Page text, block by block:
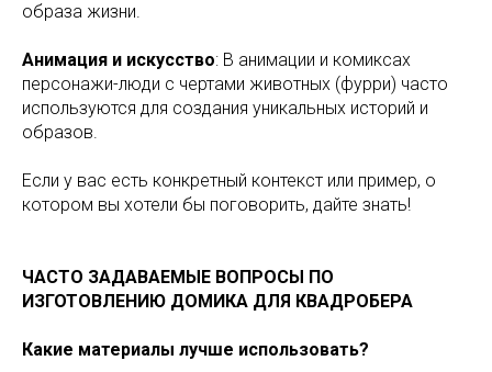
образа жизни.
Анимация и искусство: В анимации и комиксах
персонажи-люди с чертами животных (фурри) часто
используются для создания уникальных историй и
образов.
Если у вас есть конкретный контекст или пример, о
котором вы хотели бы поговорить, дайте знать!
ЧАСТО ЗАДАВАЕМЫЕ ВОПРОСЫ ПО
ИЗГОТОВЛЕНИЮ ДОМИКА ДЛЯ КВАДРОБЕРА
Какие материалы лучше использовать?